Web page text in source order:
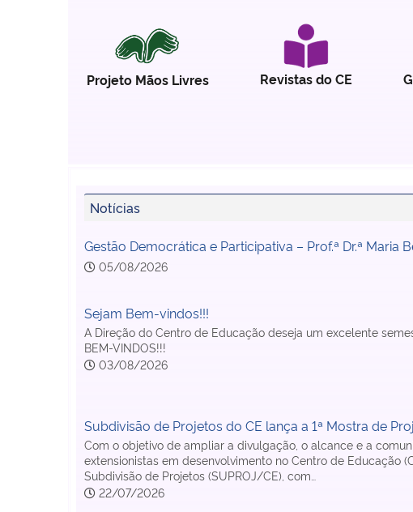
Projeto Mãos Livres Revistas do CE
Notícias
Gestão Democrática e Participativa – Prof.ª Dr.ª Maria
05/08/2026
Sejam Bem-vindos!!!
A Direção do Centro de Educação deseja um excelente
BEM-VINDOS!!!
03/08/2026
Subdivisão de Projetos do CE lança a 1ª Mostra de
Com o objetivo de ampliar a divulgação, o alcance e a
extensionistas em desenvolvimento no Centro de Educação
Subdivisão de Projetos (SUPROJ/CE), com…
22/07/2026